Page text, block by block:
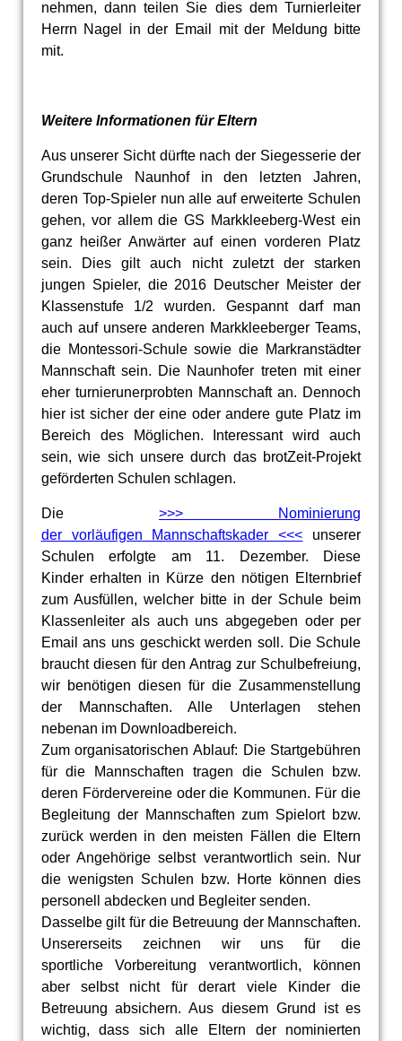
nehmen, dann teilen Sie dies dem Turnierleiter
Herrn Nagel in der Email mit der Meldung bitte
mit.
Weitere Informationen für Eltern
Aus unserer Sicht dürfte nach der Siegesserie der
Grundschule Naunhof in den letzten Jahren,
deren Top-Spieler nun alle auf erweiterte Schulen
gehen, vor allem die GS Markkleeberg-West ein
ganz heißer Anwärter auf einen vorderen Platz
sein. Dies gilt auch nicht zuletzt der starken
jungen Spieler, die 2016 Deutscher Meister der
Klassenstufe 1/2 wurden. Gespannt darf man
auch auf unsere anderen Markkleeberger Teams,
die Montessori-Schule sowie die Markranstädter
Mannschaft sein. Die Naunhofer treten mit einer
eher turnierunerprobten Mannschaft an. Dennoch
hier ist sicher der eine oder andere gute Platz im
Bereich des Möglichen. Interessant wird auch
sein, wie sich unsere durch das brotZeit-Projekt
geförderten Schulen schlagen.
Die >>> Nominierung
der vorläufigen Mannschaftskader <<< unserer
Schulen erfolgte am 11. Dezember. Diese
Kinder erhalten in Kürze den nötigen Elternbrief
zum Ausfüllen, welcher bitte in der Schule beim
Klassenleiter als auch uns abgegeben oder per
Email ans uns geschickt werden soll. Die Schule
braucht diesen für den Antrag zur Schulbefreiung,
wir benötigen diesen für die Zusammenstellung
der Mannschaften. Alle Unterlagen stehen
nebenan im Downloadbereich.
Zum organisatorischen Ablauf: Die Startgebühren
für die Mannschaften tragen die Schulen bzw.
deren Fördervereine oder die Kommunen. Für die
Begleitung der Mannschaften zum Spielort bzw.
zurück werden in den meisten Fällen die Eltern
oder Angehörige selbst verantwortlich sein. Nur
die wenigsten Schulen bzw. Horte können dies
personell abdecken und Begleiter senden.
Dasselbe gilt für die Betreuung der Mannschaften.
Unsererseits zeichnen wir uns für die
sportliche Vorbereitung verantwortlich, können
aber selbst nicht für derart viele Kinder die
Betreuung absichern. Aus diesem Grund ist es
wichtig, dass sich alle Eltern der nominierten